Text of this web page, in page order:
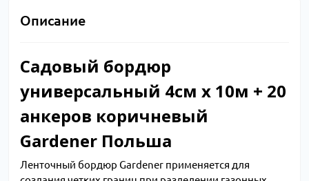
Описание
Садовый бордюр
универсальный 4см х 10м + 20
анкеров коричневый
Gardener Польша
Ленточный бордюр Gardener применяется для